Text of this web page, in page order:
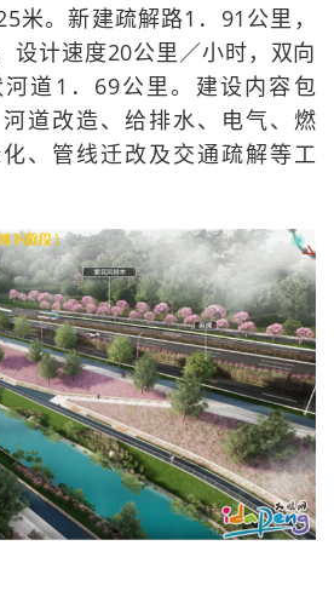
米。新建疏解路1．91公里，
设计速度20公里／小时，双向
道1．69公里。建设内容包
道改造、给排水、电气、燃
、管线迁改及交通疏解等工